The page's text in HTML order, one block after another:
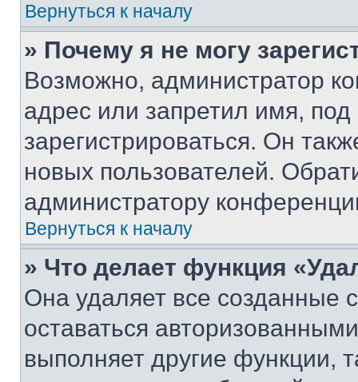
Вернуться к началу
» Почему я не могу
Возможно, администратор
адрес или запретил имя,
зарегистрироваться. Он
новых пользователей.
администратору
Вернуться к началу
» Что делает функция
Она удаляет все созданные
оставаться
выполняет другие функции,